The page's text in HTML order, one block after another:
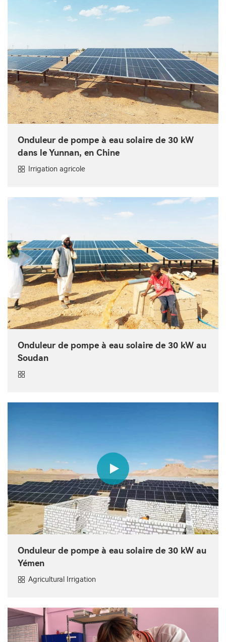
Onduleur de pompe à eau solaire de 30 kW
dans le Yunnan, en Chine
Irrigation agricole
Onduleur de pompe à eau solaire de 30 kW au
Soudan
Onduleur de pompe à eau solaire de 30 kW au
Yémen
Agricultural Irrigation